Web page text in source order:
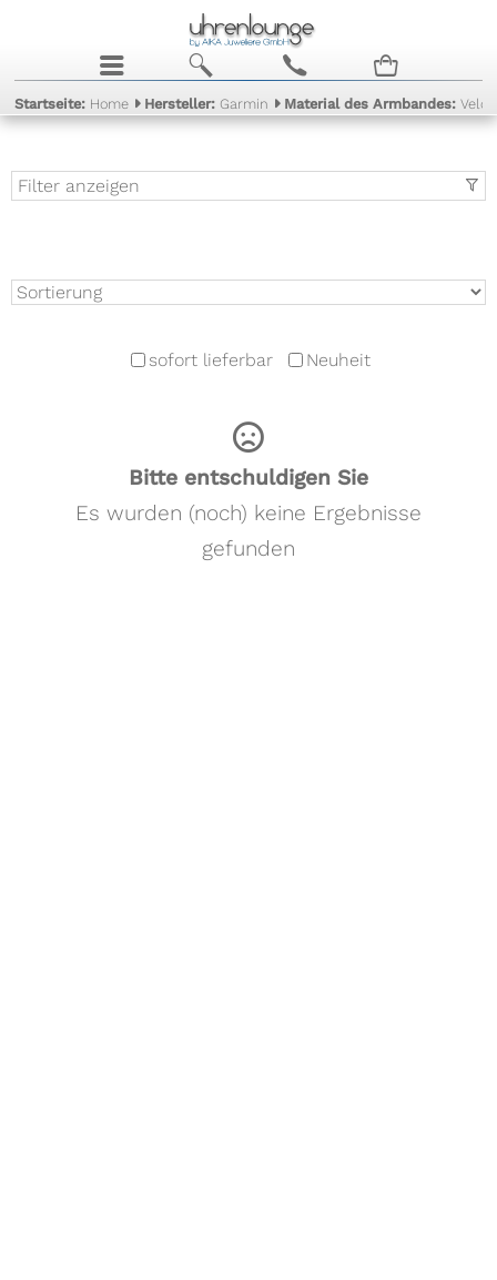
j b c n
Startseite: Home Hersteller:Garmin Material des Armbandes:
t
Filter anzeigen
sofort lieferbar Neuheit
Bitte entschuldigen Sie
Es wurden (noch) keine Ergebnisse
gefunden